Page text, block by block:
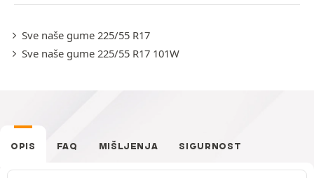
Sve naše gume 225/55 R17
Sve naše gume 225/55 R17 101W
OPIS FAQ MIŠLJENJA SIGURNOST